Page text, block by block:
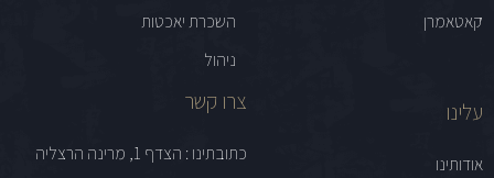
קאטאמרן
השכרת יאכטות
ניהול
עלינו
אודותינו
צרו קשר
כתובתינו : הצדף 1, מרינה הרצליה